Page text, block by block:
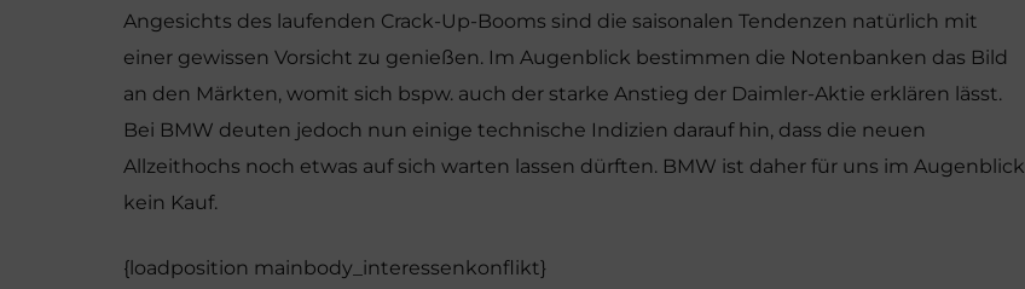
Angesichts des laufenden Crack-Up-Booms sind die saisonalen Tendenzen natürlich mit
einer gewissen Vorsicht zu genießen. Im Augenblick bestimmen die Notenbanken das Bild
an den Märkten, womit sich bspw. auch der starke Anstieg der Daimler-Aktie erklären lässt.
Bei BMW deuten jedoch nun einige technische Indizien darauf hin, dass die neuen
Allzeithochs noch etwas auf sich warten lassen dürften. BMW ist daher für uns im Augenblick
kein Kauf.
{loadposition mainbody_interessenkonflikt}